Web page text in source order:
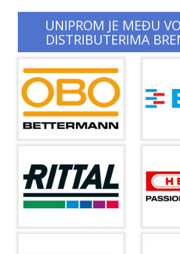
UNIPROM JE MEĐU
DISTRIBUTERIMA